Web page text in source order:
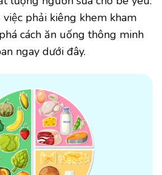
phải kiêng khem kham
cách ăn uống thông minh
ngay dưới đây.